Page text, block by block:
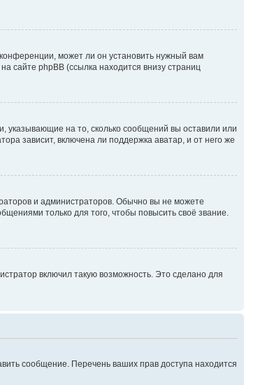
может ли он установить нужный вам
сайте phpBB (ссылка находится внизу страниц
указывающие на то, сколько сообщений вы оставили или
зависит, включена ли поддержка аватар, и от него же
и администраторов. Обычно вы не можете
только для того, чтобы повысить своё звание.
включил такую возможность. Это сделано для
сообщение. Перечень ваших прав доступа находится